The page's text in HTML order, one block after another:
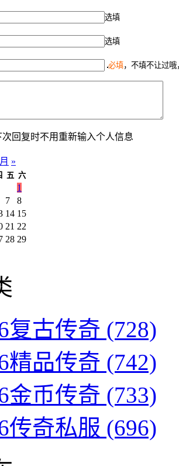
选填
选填
必填，不填不让过
次回复时不用重新输入个人信息
»
五 六
1
7
8
14 15
21 22
28 29
复古传奇 (728)
精品传奇 (742)
金币传奇 (733)
传奇私服 (696)